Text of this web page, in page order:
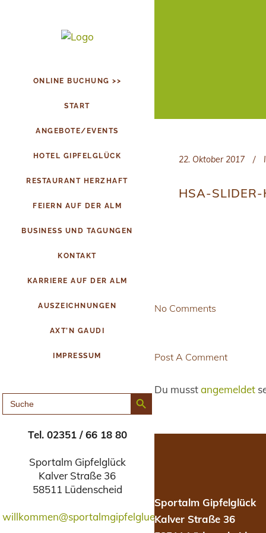
ONLINE BUCHUNG >>
START
ANGEBOTE/EVENTS
HOTEL GIPFELGLÜCK
RESTAURANT HERZHAFT
FEIERN AUF DER ALM
BUSINESS UND TAGUNGEN
KONTAKT
KARRIERE AUF DER ALM
AUSZEICHNUNGEN
AXT’N GAUDI
IMPRESSUM
SEARCH
FOR:
Search Button
Tel. 02351 / 66 18 80
Sportalm Gipfelglück
Kalver Straße 36
58511 Lüdenscheid
willkommen@sportalmgipfelglueck.de
22. Oktober 2017
HSA-SLIDER-
No Comments
Post A Comment
Du musstangemeldet
Sportalm Gipfelglück
Kalver Straße 36